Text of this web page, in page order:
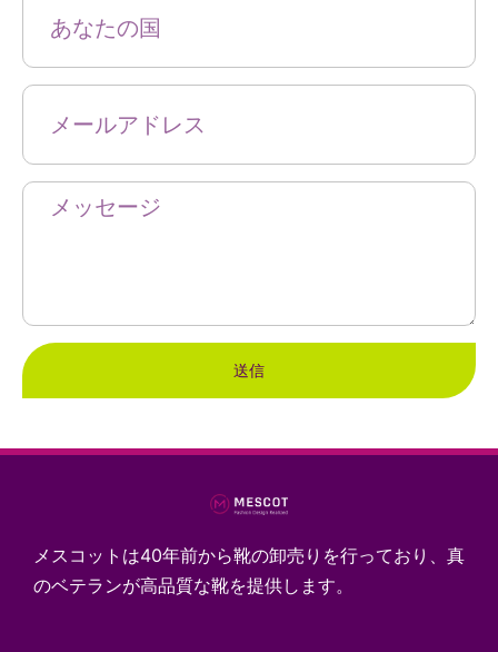
送信
メスコットは40年前から靴の卸売りを行っており、真
のベテランが高品質な靴を提供します。